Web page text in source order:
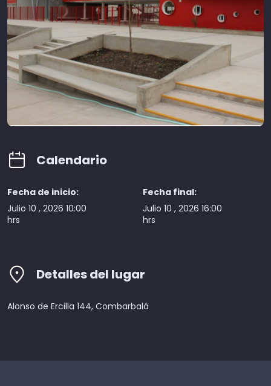
Calendario
Fecha de inicio:
Julio 10 , 2026 10:00
hrs
Fecha final:
Julio 10 , 2026 16:00
hrs
Detalles del lugar
Alonso de Ercilla 144, Combarbalá